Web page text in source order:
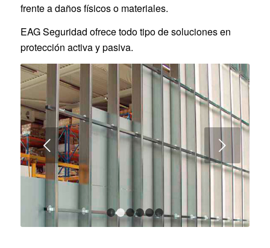
frente a daños físicos o materiales.
EAG Seguridad ofrece todo tipo de soluciones en
protección activa y pasiva.
Posterior
1 2 3 4 5 6